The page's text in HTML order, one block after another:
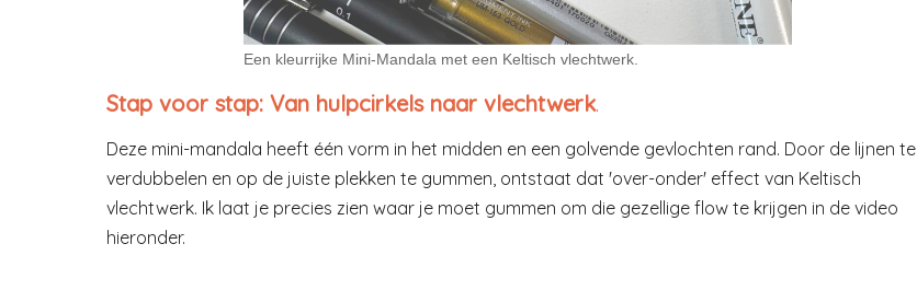
Een kleurrijke Mini-Mandala met een Keltisch vlechtwerk.
Stap voor stap: Van hulpcirkels naar vlechtwerk.
Deze mini-mandala heeft één vorm in het midden en een golvende gevlochten rand. Door de lijnen te
verdubbelen en op de juiste plekken te gummen, ontstaat dat 'over-onder' effect van Keltisch
vlechtwerk. Ik laat je precies zien waar je moet gummen om die gezellige flow te krijgen in de video
hieronder.